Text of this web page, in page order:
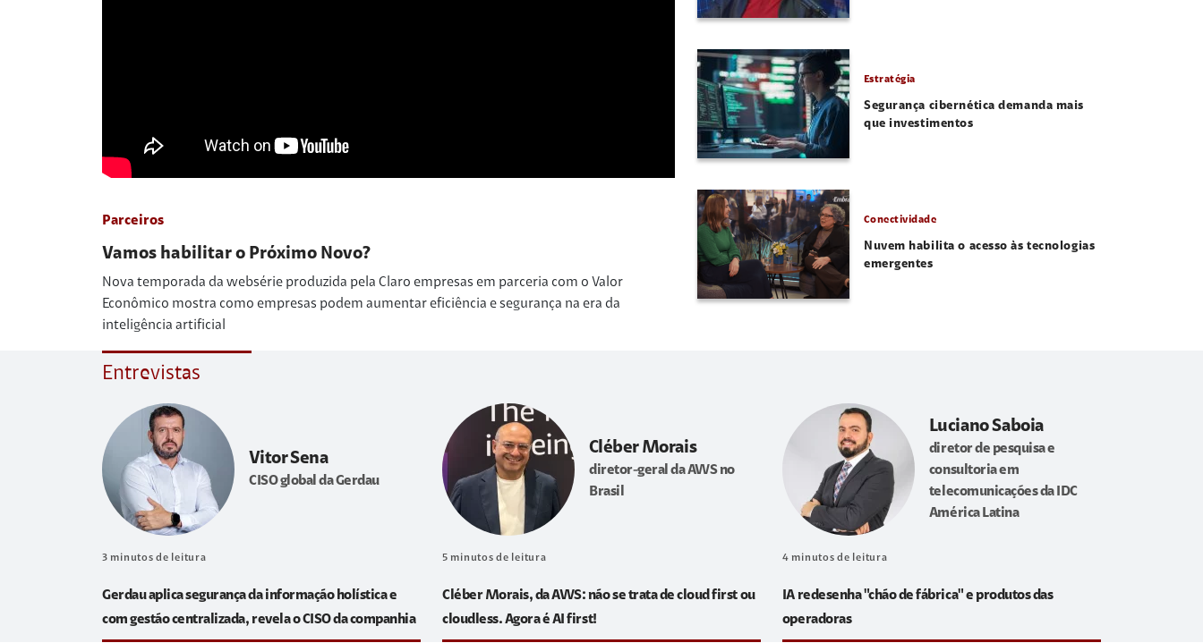
Parceiros
Vamos habilitar o Próximo Novo?
Nova temporada da websérie produzida pela Claro empresas em parceria com o Valor
Econômico mostra como empresas podem aumentar eficiência e segurança na era da
inteligência artificial
Estratégia
Segurança cibernética demanda mais
que investimentos
Conectividade
Nuvem habilita o acesso às tecnologias
emergentes
Entrevistas
Vitor Sena
CISO global da Gerdau
3 minutos de leitura
Gerdau aplica segurança da informação holística e
com gestão centralizada, revela o CISO da companhia
Cléber Morais
diretor-geral da AWS no
Brasil
5 minutos de leitura
Cléber Morais, da AWS: não se trata de cloud first ou
cloudless. Agora é AI first!
Luciano Saboia
diretor de pesquisa e
consultoria em
telecomunicações da IDC
América Latina
4 minutos de leitura
IA redesenha "chão de fábrica" e produtos das
operadoras